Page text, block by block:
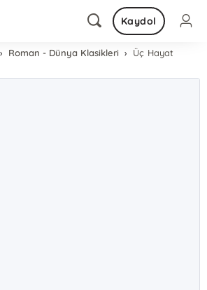
Kaydol
Roman - Dünya Klasikleri Üç Hayat